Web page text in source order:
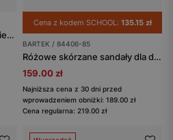
Różowo-szare sandały dla dziewczynki BARTEK 1669704
Cena z kodem SCHOOL: 135.15 zł
BARTEK / 84406-85
Różowe skórzane sandały dla dziewczynki 84406-85 BARTEK
159.00 zł
Najniższa cena z 30 dni przed
wprowadzeniem obniżki: 189.00 zł
Cena regularna: 219.00 zł